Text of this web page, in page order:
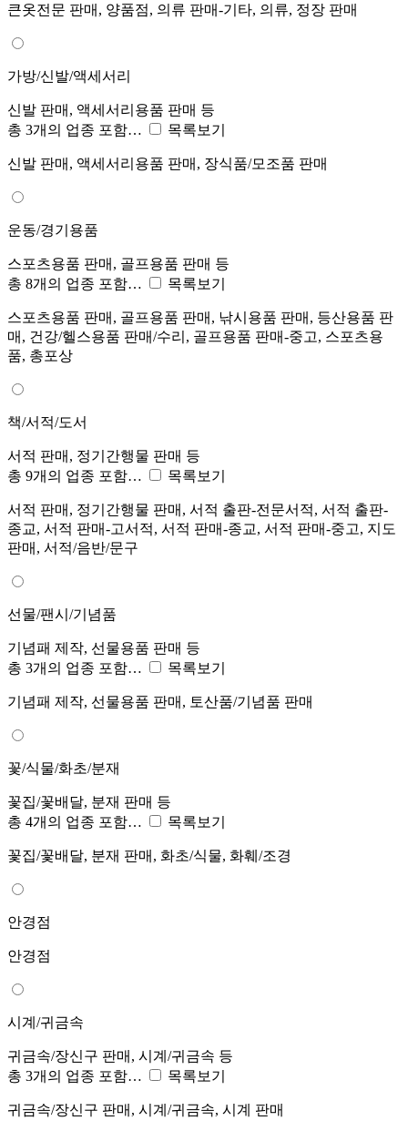
큰옷전문 판매, 양품점, 의류 판매-기타, 의류, 정장 판매
가방/신발/액세서리
신발 판매, 액세서리용품 판매 등
총 3개의 업종 포함…
목록보기
신발 판매, 액세서리용품 판매, 장식품/모조품 판매
운동/경기용품
스포츠용품 판매, 골프용품 판매 등
총 8개의 업종 포함…
목록보기
스포츠용품 판매, 골프용품 판매, 낚시용품 판매, 등산용품 판
매, 건강/헬스용품 판매/수리, 골프용품 판매-중고, 스포츠용
품, 총포상
책/서적/도서
서적 판매, 정기간행물 판매 등
총 9개의 업종 포함…
목록보기
서적 판매, 정기간행물 판매, 서적 출판-전문서적, 서적 출판-
종교, 서적 판매-고서적, 서적 판매-종교, 서적 판매-중고, 지도
판매, 서적/음반/문구
선물/팬시/기념품
기념패 제작, 선물용품 판매 등
총 3개의 업종 포함…
목록보기
기념패 제작, 선물용품 판매, 토산품/기념품 판매
꽃/식물/화초/분재
꽃집/꽃배달, 분재 판매 등
총 4개의 업종 포함…
목록보기
꽃집/꽃배달, 분재 판매, 화초/식물, 화훼/조경
안경점
안경점
시계/귀금속
귀금속/장신구 판매, 시계/귀금속 등
총 3개의 업종 포함…
목록보기
귀금속/장신구 판매, 시계/귀금속, 시계 판매